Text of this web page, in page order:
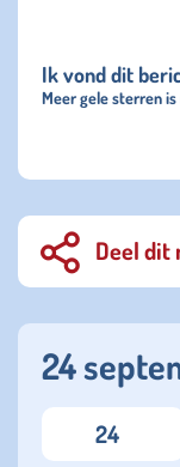
Ik vond dit
Meer gele sterren
Deel dit
24
24